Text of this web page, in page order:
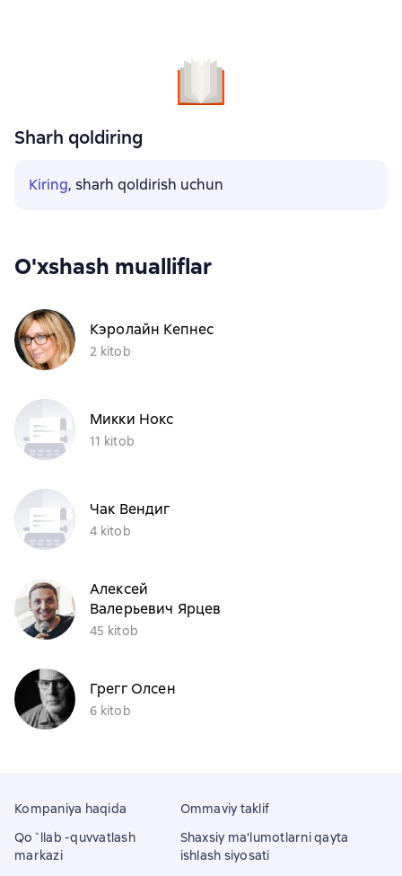
Sharh qoldiring
Kiring, sharh qoldirish uchun
O'xshash mualliflar
Кэролайн Кепнес
2 kitob
Микки Нокс
11 kitob
Чак Вендиг
4 kitob
Алексей
Валерьевич Ярцев
45 kitob
Грегг Олсен
6 kitob
Kompaniya haqida
Qo`llab -quvvatlash
markazi
Ommaviy taklif
Shaxsiy ma'lumotlarni qayta
ishlash siyosati